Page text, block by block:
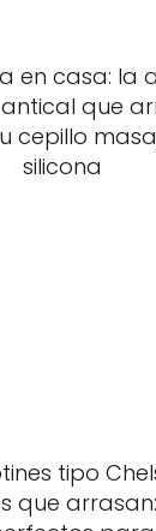
en casa: la
que
cepillo
silicona
tipo
que